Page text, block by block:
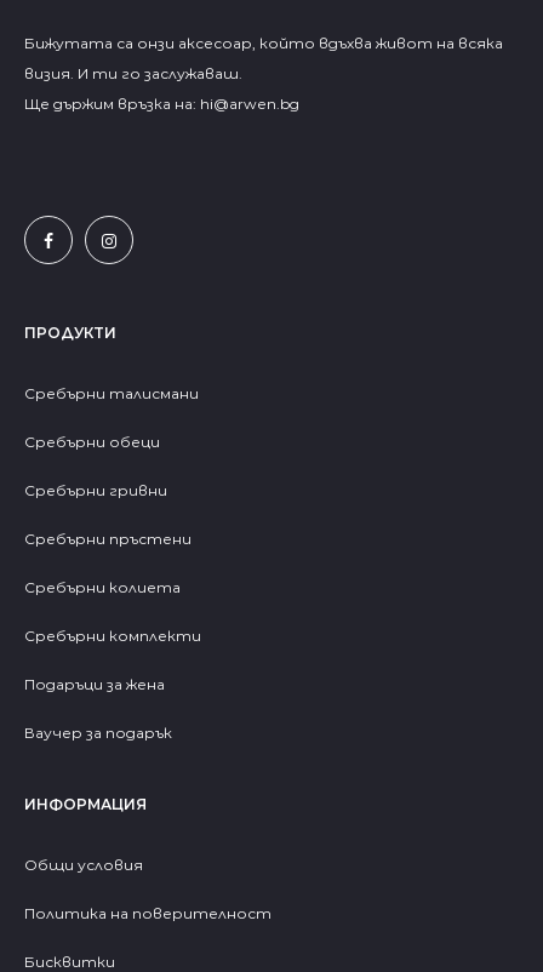
Бижутата са онзи аксесоар, който вдъхва живот на всяка
визия. И ти го заслужаваш.
Ще държим връзка на: hi@arwen.bg
ПРОДУКТИ
Сребърни талисмани
Сребърни обеци
Сребърни гривни
Сребърни пръстени
Сребърни колиета
Сребърни комплекти
Подаръци за жена
Ваучер за подарък
ИНФОРМАЦИЯ
Общи условия
Политика на поверителност
Бисквитки